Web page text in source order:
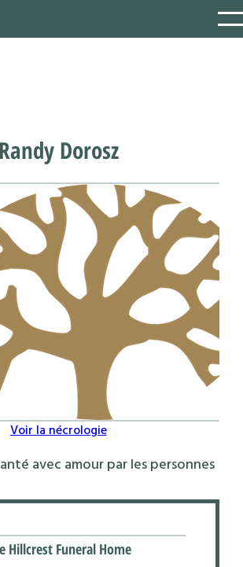
Randy Dorosz
Voir la nécrologie
avec amour par les personnes
Hillcrest Funeral Home